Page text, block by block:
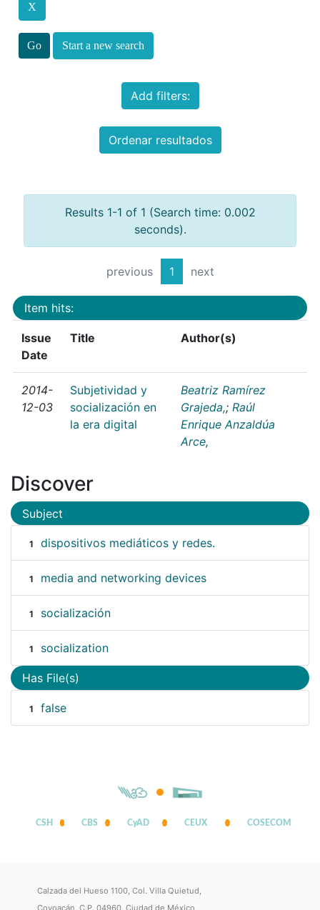
Start a new search
Add filters:
Ordenar resultados
Results 1-1 of 1 (Search time: 0.002
seconds).
previous 1 next
Item hits:
Issue
Date
Title Author(s)
2014-
12-03
Subjetividad y
socialización en
la era digital
Beatriz Ramírez
Grajeda,; Raúl
Enrique Anzaldúa
Arce,
Discover
Subject
1 dispositivos mediáticos y redes.
1 media and networking devices
1 socialización
1 socialization
Has File(s)
1 false
CSH CBS CyAD CEUX COSECOM
Calzada del Hueso 1100, Col. Villa Quietud,
Coyoacán, C.P. 04960, Ciudad de México.